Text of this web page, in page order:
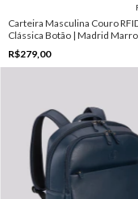
Carteira Masculina Couro
Clássica Botão | Madrid
R$279,00